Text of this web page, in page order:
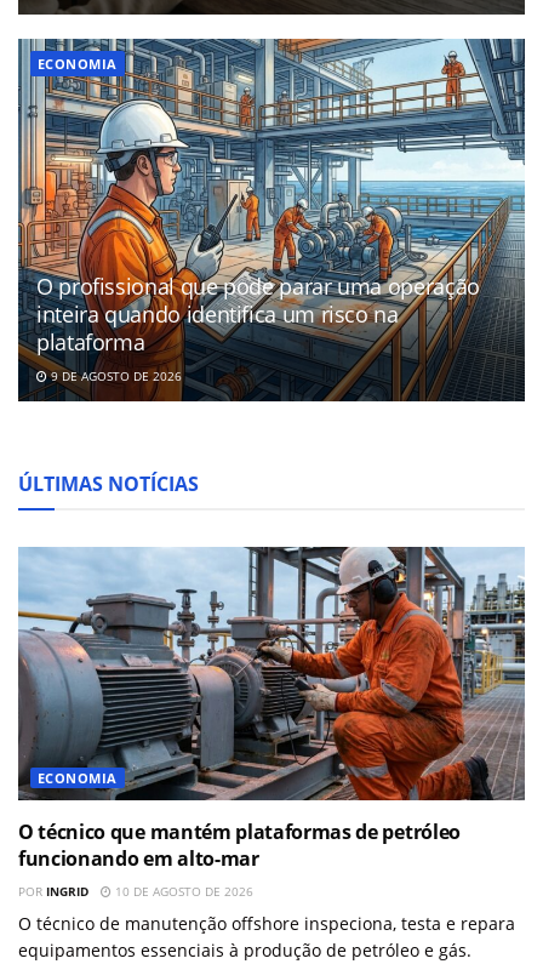
ECONOMIA
O profissional que pode parar uma operação
inteira quando identifica um risco na
plataforma
9 DE AGOSTO DE 2026
ÚLTIMAS NOTÍCIAS
ECONOMIA
O técnico que mantém plataformas de petróleo
funcionando em alto-mar
POR INGRID 10 DE AGOSTO DE 2026
O técnico de manutenção offshore inspeciona, testa e repara
equipamentos essenciais à produção de petróleo e gás.